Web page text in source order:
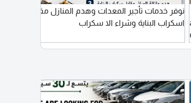
نوفر خدمات تأجير المعدات وهدم المنازل مقابل
اسكراب البناية وشراء الا سكراب